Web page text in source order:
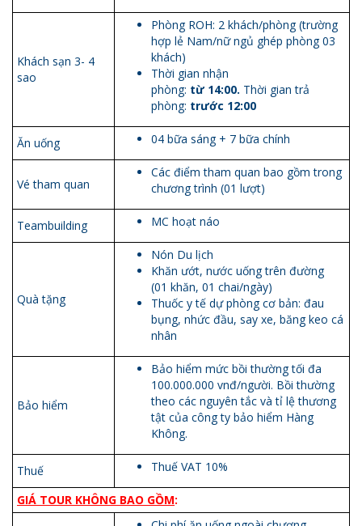
Khách sạn 3- 4
sao
Phòng ROH: 2 khách/phòng (trường
hợp lẻ Nam/nữ ngủ ghép phòng 03
khách)
Thời gian nhận
phòng: từ 14:00. Thời gian trả
phòng: trước 12:00
Ăn uống 04 bữa sáng + 7 bữa chính
Vé tham quan
Các điểm tham quan bao gồm trong
chương trình (01 lượt)
Teambuilding MC hoạt náo
Quà tặng
Nón Du lịch
Khăn ướt, nước uống trên đường
(01 khăn, 01 chai/ngày)
Thuốc y tế dự phòng cơ bản: đau
bụng, nhức đầu, say xe, băng keo cá
nhân
Bảo hiểm
Bảo hiểm mức bồi thường tối đa
100.000.000 vnđ/người. Bồi thường
theo các nguyên tắc và tỉ lệ thương
tật của công ty bảo hiểm Hàng
Không.
Thuế Thuế VAT 10%
GIÁ TOUR KHÔNG BAO GỒM: